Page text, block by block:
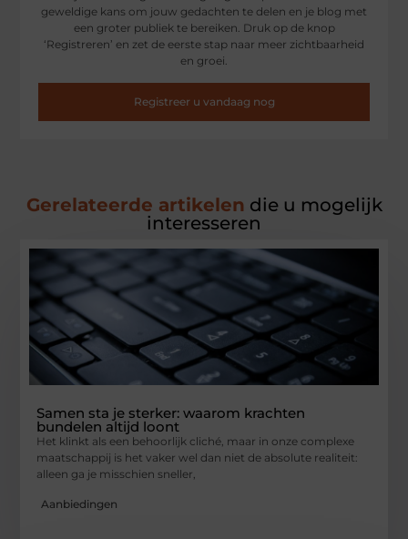
geweldige kans om jouw gedachten te delen en je blog met
een groter publiek te bereiken. Druk op de knop
‘Registreren’ en zet de eerste stap naar meer zichtbaarheid
en groei.
Registreer u vandaag nog
Gerelateerde artikelen die u mogelijk
interesseren
Samen sta je sterker: waarom krachten
bundelen altijd loont
Het klinkt als een behoorlijk cliché, maar in onze complexe
maatschappij is het vaker wel dan niet de absolute realiteit:
alleen ga je misschien sneller,
Aanbiedingen